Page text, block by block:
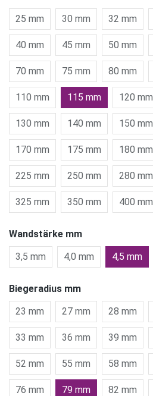
25 mm
30 mm 32 mm
40 mm 45 mm 50 mm
70 mm 75 mm 80 mm
110 mm 115 mm 120 mm
130 mm 140 mm 150 mm
170 mm 175 mm 180 mm
225 mm 250 mm 280 mm
325 mm 350 mm 400 mm
Wandstärke mm
3,5 mm
4,0 mm 4,5 mm
Biegeradius mm
23 mm
27 mm 28 mm
33 mm 36 mm 39 mm
52 mm 55 mm 58 mm
76 mm 79 mm 82 mm